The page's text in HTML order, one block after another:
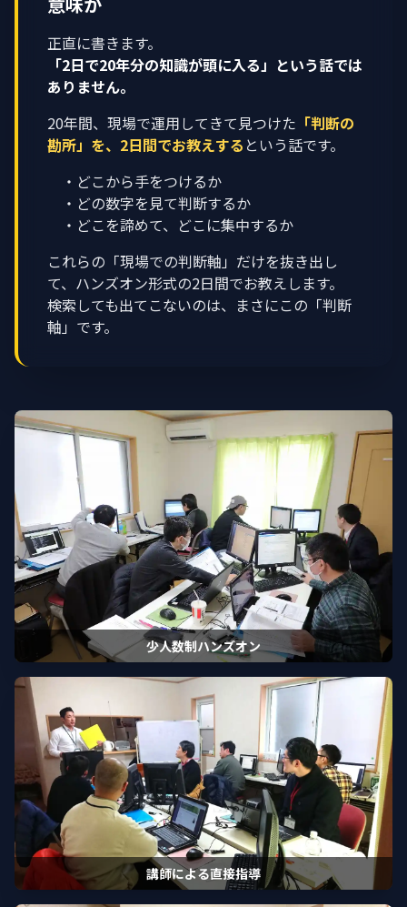
正直に書きます。
「2日で20年分の知識が頭に入る」という話では
ありません。
20年間、現場で運用してきて見つけた 「判断の
勘所」を、2日間でお教えする という話です。
・どこから手をつけるか
・どの数字を見て判断するか
・どこを諦めて、どこに集中するか
これらの「現場での判断軸」だけを抜き出し
て、ハンズオン形式の2日間でお教えします。
検索しても出てこないのは、まさにこの「判断
軸」です。
少人数制ハンズオン
講師による直接指導